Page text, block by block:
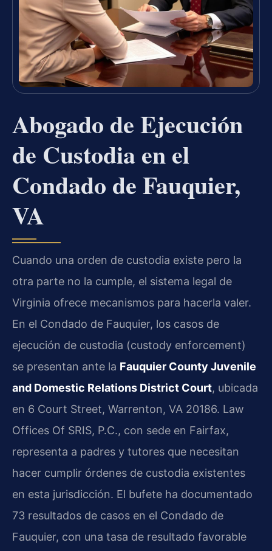
Abogado de Ejecución
de Custodia en el
Condado de Fauquier,
VA
Cuando una orden de custodia existe pero la
otra parte no la cumple, el sistema legal de
Virginia ofrece mecanismos para hacerla valer.
En el Condado de Fauquier, los casos de
ejecución de custodia (custody enforcement)
se presentan ante la Fauquier County Juvenile
and Domestic Relations District Court, ubicada
en 6 Court Street, Warrenton, VA 20186. Law
Offices Of SRIS, P.C., con sede en Fairfax,
representa a padres y tutores que necesitan
hacer cumplir órdenes de custodia existentes
en esta jurisdicción. El bufete ha documentado
73 resultados de casos en el Condado de
Fauquier, con una tasa de resultado favorable